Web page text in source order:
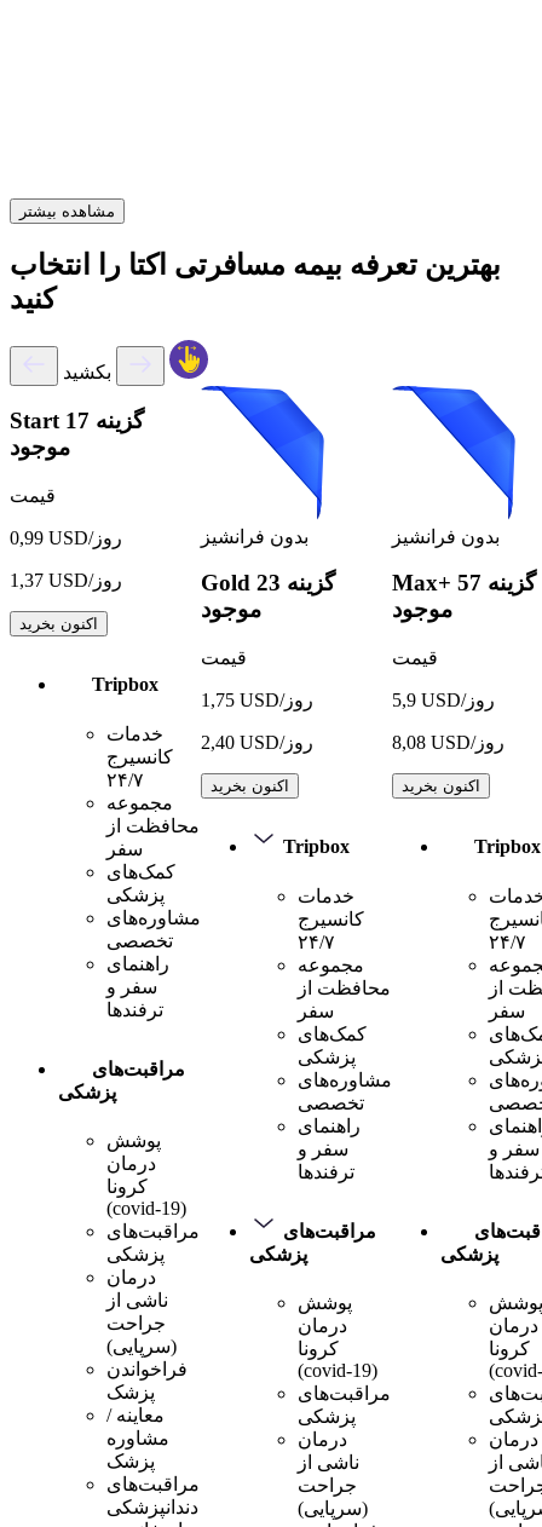
مشاهده بیشتر
بهترین تعرفه بیمه مسافرتی اکتا را انتخاب
کنید
بکشید
Start 17 گزینه
موجود
قیمت
0,99 USD/روز
1,37 USD/روز
اکنون بخرید
Tripbox
خدمات
کانسیرج
۲۴/۷
مجموعه
محافظت از
سفر
کمک‌های
پزشکی
مشاوره‌های
تخصصی
راهنمای
سفر و
ترفندها
مراقبت‌های
پزشکی
پوشش
درمان
کرونا
(covid-19)
مراقبت‌های
پزشکی
درمان
ناشی از
جراحت
(سرپایی)
فراخواندن
پزشک
معاینه /
مشاوره
پزشک
مراقبت‌های
دندانپزشکی
بدون فرانشیز
Gold 23 گزینه
موجود
قیمت
1,75 USD/روز
2,40 USD/روز
اکنون بخرید
Tripbox
خدمات
کانسیرج
۲۴/۷
مجموعه
محافظت از
سفر
کمک‌های
پزشکی
مشاوره‌های
تخصصی
راهنمای
سفر و
ترفندها
مراقبت‌های
پزشکی
پوشش
درمان
کرونا
(covid-19)
مراقبت‌های
پزشکی
درمان
ناشی از
جراحت
(سرپایی)
بدون فرانشیز
Max+ 57 گزینه
موجود
قیمت
5,9 USD/روز
8,08 USD/روز
اکنون بخرید
Tripbox
۲۴/۷
از
سفر
سفر و
پزشکی
پوشش
درمان
کرونا
درمان
از